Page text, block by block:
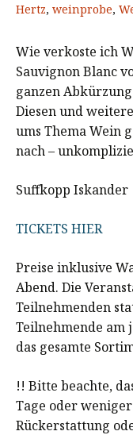
Hertz, weinprobe,
Wie verkoste ich
Sauvignon Blanc
ganzen
Diesen und
ums Thema Wein
nach –
Suffkopp Iskander
TICKETS HIER
Preise inklusive
Abend. Die
Teilnehmenden
Teilnehmende am
das gesamte
!! Bitte beachte,
Tage oder
Rückerstattung